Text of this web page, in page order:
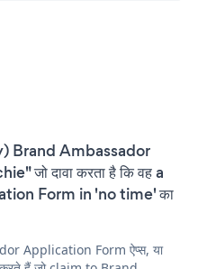
Brand Ambassador
जो दावा करता है कि वह a
Form in 'no time' का
Application Form ऐप्स, या